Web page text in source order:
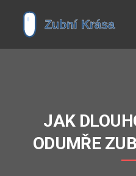
JAK
ODUMŘE